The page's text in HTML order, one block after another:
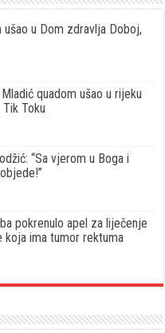
u Dom zdravlja Doboj,
quadom ušao u rijeku
Toku
“Sa vjerom u Boga i
pokrenulo apel za liječenje
koja ima tumor rektuma